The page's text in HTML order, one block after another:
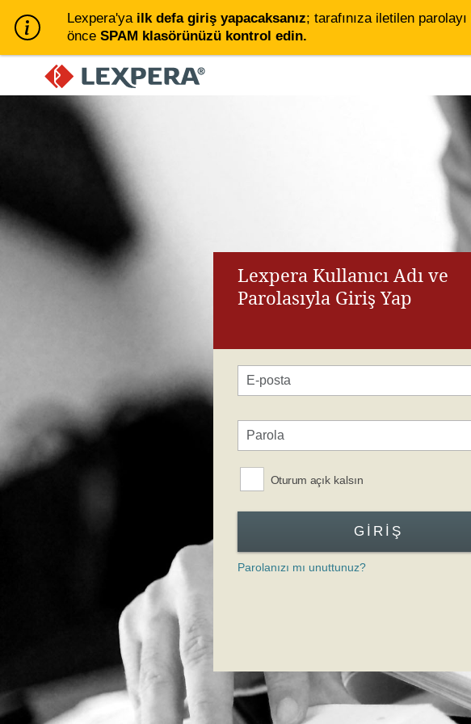
Lexpera'ya ilk defa giriş yapacaksanız; tarafınıza iletilen parolayı
önce SPAM klasörünüzü kontrol edin.
Lexpera Kullanıcı Adı ve
Parolasıyla Giriş Yap
Oturum açık kalsın
GIRIŞ
Parolanızı mı unuttunuz?